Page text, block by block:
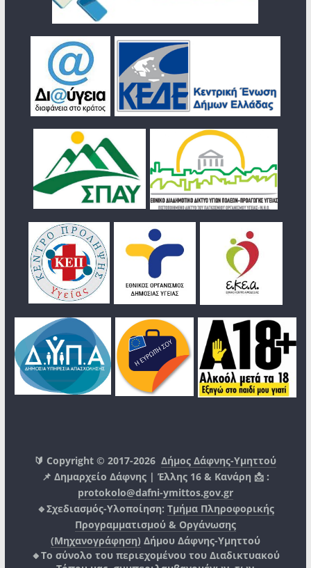
🔰 Copyright © 2017-2026Δήμος Δάφνης-Υμηττού
📌 Δημαρχείο Δάφνης | Έλλης 16 & Κανάρη 📩 :
protokolo@dafni-ymittos.gov.gr
🔹Σχεδιασμός-Υλοποίηση: Τμήμα Πληροφορικής
Προγραμματισμού & Οργάνωσης
(Μηχανογράφηση) Δήμου Δάφνης-Υμηττού
🔸Το σύνολο του περιεχομένου του Διαδικτυακού